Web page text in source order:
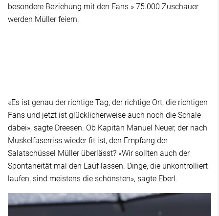
besondere Beziehung mit den Fans.» 75.000 Zuschauer
werden Müller feiern.
«Es ist genau der richtige Tag, der richtige Ort, die richtigen
Fans und jetzt ist glücklicherweise auch noch die Schale
dabei», sagte Dreesen. Ob Kapitän Manuel Neuer, der nach
Muskelfaserriss wieder fit ist, den Empfang der
Salatschüssel Müller überlässt? «Wir sollten auch der
Spontaneität mal den Lauf lassen. Dinge, die unkontrolliert
laufen, sind meistens die schönsten», sagte Eberl.